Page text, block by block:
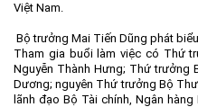
Chức năng, nhiệm vụ
Hợp tác quốc tế
Đào tạo và Nghiên cứu
Cách mạng công nghiệp lần
Cơ sở hạ tầng
Cơ chế ưu đãi đầu tư
Cơ chế Một cửa
Nguồn nhân lực
Hướng dẫn đầu tư
Trình tự, thủ tục đầu tư
Tiêu chí đầu tư
Lĩnh vực đầu tư
Văn bản pháp luật
Các thủ tục hành chính
Doanh nghiệp
Thông báo
Thông báo chung
Dữ liệu mở
Việt Nam.
Bộ trưởng Mai Tiến Dũng phát
Tham gia buổi làm việc có Thứ
Nguyễn Thành Hưng; Thứ trưởng
Dương; nguyên Thứ trưởng Bộ
lãnh đạo Bộ Tài chính, Ngân